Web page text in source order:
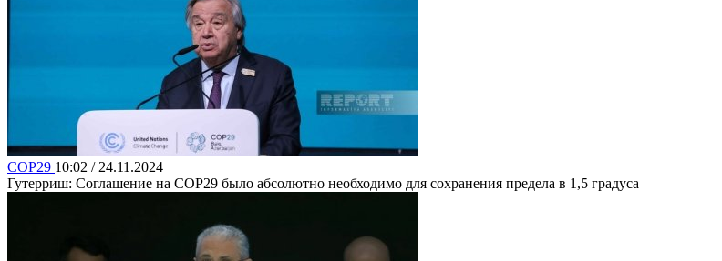
COP29 10:02 / 24.11.2024
Гутерриш: Соглашение на COP29 было абсолютно необходимо для cохранения предела в 1,5 градуса